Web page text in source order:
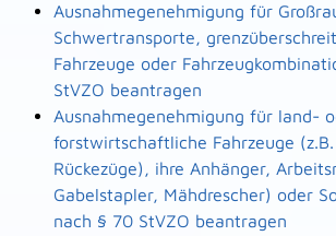
Ausnahmegenehmigung für
Schwertransporte,
Fahrzeuge oder
StVZO beantragen
Ausnahmegenehmigung für land-
forstwirtschaftliche Fahrzeuge
Rückezüge), ihre Anhänger,
Gabelstapler, Mähdrescher) oder
nach § 70 StVZO beantragen